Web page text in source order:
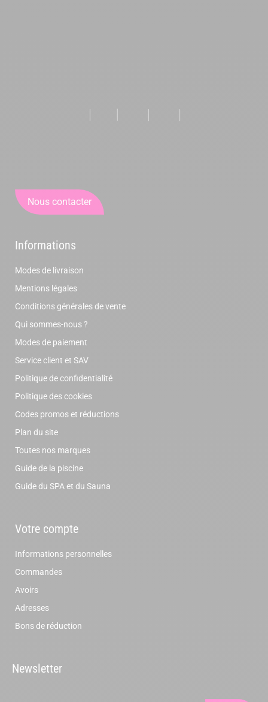
Nous contacter
Informations
Modes de livraison
Mentions légales
Conditions générales de vente
Qui sommes-nous ?
Modes de paiement
Service client et SAV
Politique de confidentialité
Politique des cookies
Codes promos et réductions
Plan du site
Toutes nos marques
Guide de la piscine
Guide du SPA et du Sauna
Votre compte
Informations personnelles
Commandes
Avoirs
Adresses
Bons de réduction
Newsletter